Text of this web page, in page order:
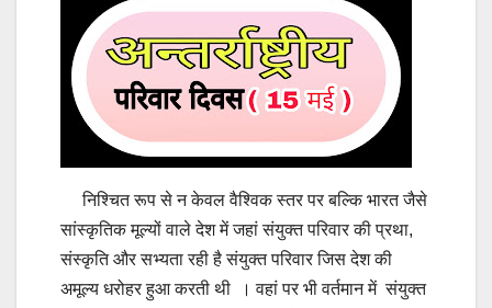
निश्चित रूप से न केवल वैश्विक स्तर पर बल्कि भारत जैसे
सांस्कृतिक मूल्यों वाले देश में जहां संयुक्त परिवार की प्रथा,
संस्कृति और सभ्यता रही है संयुक्त परिवार जिस देश की
अमूल्य धरोहर हुआ करती थी । वहां पर भी वर्तमान में संयुक्त